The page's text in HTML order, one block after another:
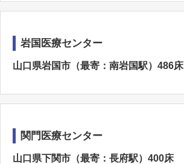
岩国医療センター
山口県岩国市（最寄：南岩国駅）486床
関門医療センター
山口県下関市（最寄：長府駅）400床